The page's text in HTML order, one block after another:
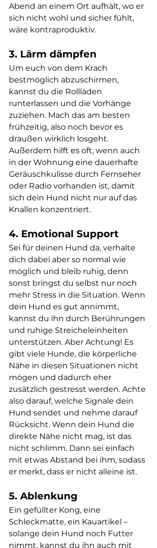
Abend an einem Ort aufhält, wo er
sich nicht wohl und sicher fühlt,
wäre kontraproduktiv.
3. Lärm dämpfen
Um euch von dem Krach
bestmöglich abzuschirmen,
kannst du die Rollläden
runterlassen und die Vorhänge
zuziehen. Mach das am besten
frühzeitig, also noch bevor es
draußen wirklich losgeht.
Außerdem hilft es oft, wenn auch
in der Wohnung eine dauerhafte
Geräuschkulisse durch Fernseher
oder Radio vorhanden ist, damit
sich dein Hund nicht nur auf das
Knallen konzentriert.
4. Emotional Support
Sei für deinen Hund da, verhalte
dich dabei aber so normal wie
möglich und bleib ruhig, denn
sonst bringst du selbst nur noch
mehr Stress in die Situation. Wenn
dein Hund es gut annimmt,
kannst du ihn durch Berührungen
und ruhige Streicheleinheiten
unterstützen. Aber Achtung! Es
gibt viele Hunde, die körperliche
Nähe in diesen Situationen nicht
mögen und dadurch eher
zusätzlich gestresst werden. Achte
also darauf, welche Signale dein
Hund sendet und nehme darauf
Rücksicht. Wenn dein Hund die
direkte Nähe nicht mag, ist das
nicht schlimm. Dann sei einfach
mit etwas Abstand bei ihm, sodass
er merkt, dass er nicht alleine ist.
5. Ablenkung
Ein gefüllter Kong, eine
Schleckmatte, ein Kauartikel –
solange dein Hund noch Futter
nimmt, kannst du ihn auch mit